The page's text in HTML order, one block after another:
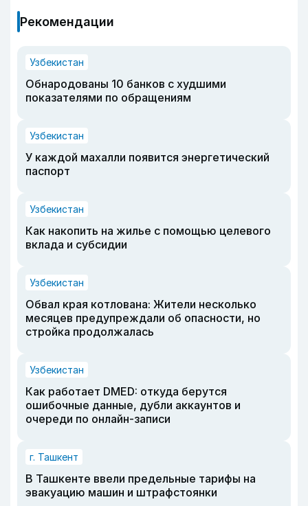
Рекомендации
Узбекистан
Обнародованы 10 банков с худшими
показателями по обращениям
Узбекистан
У каждой махалли появится энергетический
паспорт
Узбекистан
Как накопить на жилье с помощью целевого
вклада и субсидии
Узбекистан
Обвал края котлована: Жители несколько
месяцев предупреждали об опасности, но
стройка продолжалась
Узбекистан
Как работает DMED: откуда берутся
ошибочные данные, дубли аккаунтов и
очереди по онлайн-записи
г. Ташкент
В Ташкенте ввели предельные тарифы на
эвакуацию машин и штрафстоянки